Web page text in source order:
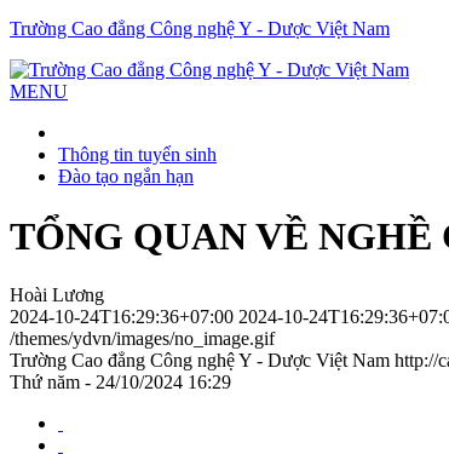
Trường Cao đẳng Công nghệ Y - Dược Việt Nam
MENU
Thông tin tuyển sinh
Đào tạo ngắn hạn
TỔNG QUAN VỀ NGHỀ
Hoài Lương
2024-10-24T16:29:36+07:00 2024-10-
/themes/ydvn/images/no_image.gif
Trường Cao đẳng Công nghệ Y - Dược Việt Nam http://
Thứ năm - 24/10/2024 16:29